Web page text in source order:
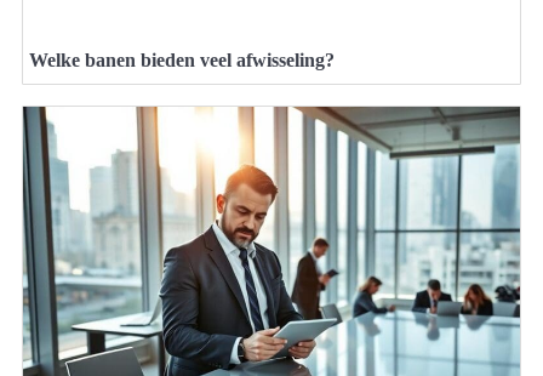
Welke banen bieden veel afwisseling?